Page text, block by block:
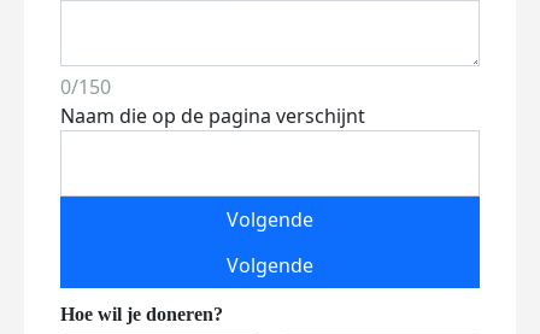
0/150
Naam die op de pagina verschijnt
Volgende
Volgende